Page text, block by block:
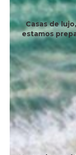
Casas de
estamos